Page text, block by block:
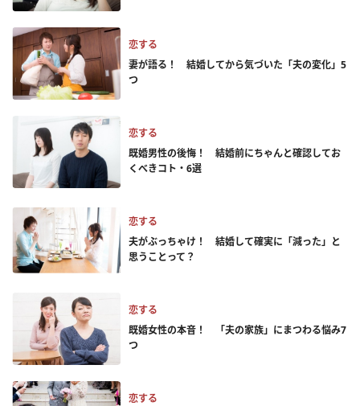
恋する
妻が語る！ 結婚してから気づいた「夫の変化」5
つ
恋する
既婚男性の後悔！ 結婚前にちゃんと確認してお
くべきコト・6選
恋する
夫がぶっちゃけ！ 結婚して確実に「減った」と
思うことって？
恋する
既婚女性の本音！ 「夫の家族」にまつわる悩み7
つ
恋する